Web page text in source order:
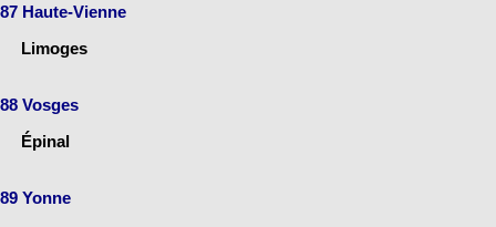
87 Haute-Vienne
Limoges
88 Vosges
Épinal
89 Yonne